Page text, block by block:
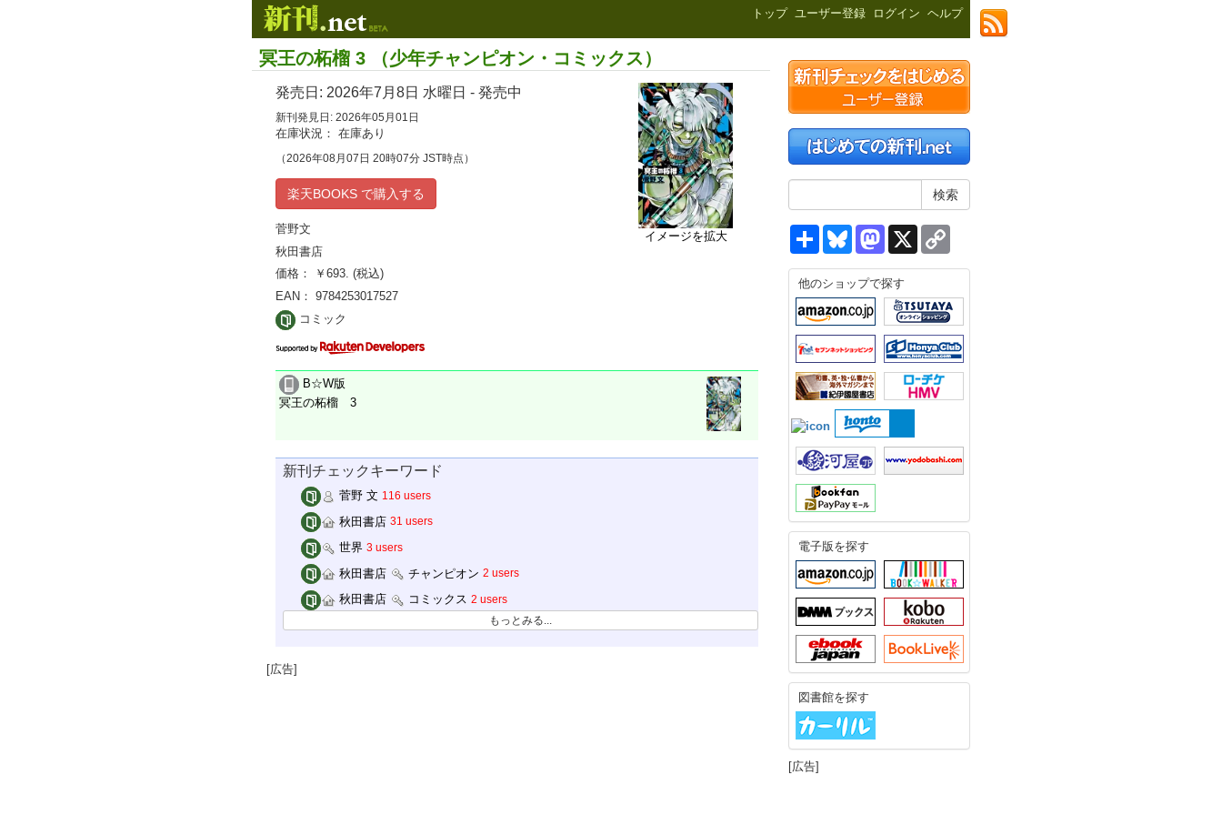
トップ ユーザー登録 ログイン ヘルプ
冥王の柘榴 3 （少年チャンピオン・コミックス）
イメージを拡大
発売日: 2026年7月8日 水曜日 - 発売中
新刊発見日: 2026年05月01日
在庫状況： 在庫あり
（2026年08月07日 20時07分 JST時点）
楽天BOOKS で購入する
菅野文
秋田書店
価格： ￥693. (税込)
EAN： 9784253017527
コミック
B☆W版
冥王の柘榴 3
新刊チェックキーワード
菅野 文 116 users
秋田書店 31 users
世界 3 users
秋田書店 チャンピオン 2 users
秋田書店 コミックス 2 users
もっとみる...
[広告]
共
有
BlueskyMastodon
X
他のショップで探す
電子版を探す
図書館を探す
[広告]